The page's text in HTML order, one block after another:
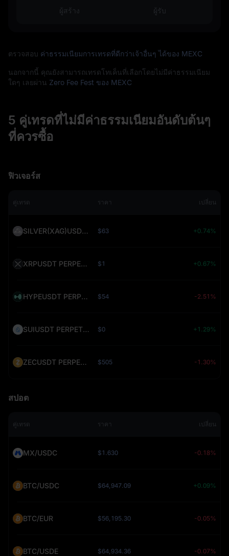
ผู้สร้าง ผู้รับ
ตรวจสอบ ค่าธรรมเนียมการเทรดที่ดีกว่าเจ้าอื่นๆ ได้ของ MEXC
นอกจากนี้ คุณยังสามารถเทรดโทเค็นที่เลือกโดยไม่มีค่าธรรมเนียม
ใดๆ เลยผ่าน Zero Fee Fest ของ MEXC
5 คู่เทรดที่ไม่มีค่าธรรมเนียมอันดับต้นๆ
ที่ควรซื้อ
ฟิวเจอร์ส
คู่เทรด ราคา เปลี่ยน
SILVER(XAG)USDT PERPETUAL (SILVER) $63 +0.74%
XRPUSDT PERPETUAL (XRP) $1 +0.67%
HYPEUSDT PERPETUAL (HYPE) $54 -2.51%
SUIUSDT PERPETUAL (SUI) $0 +1.29%
ZECUSDT PERPETUAL (ZEC) $505 -1.30%
สปอต
คู่เทรด ราคา เปลี่ยน
MX/USDC $1.630 -0.18%
BTC/USDC $64,947.09 +0.09%
BTC/EUR $56,195.30 -0.05%
BTC/USDE $64,934.36 -0.07%